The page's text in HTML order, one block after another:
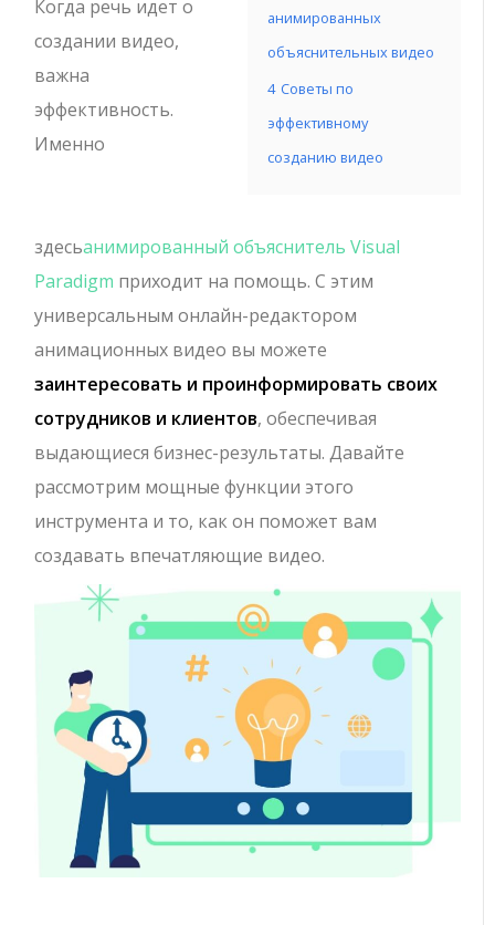
анимированных
объяснительных видео
4 Советы по
эффективному
созданию видео
Когда речь идет о
создании видео,
важна
эффективность.
Именно
здесьанимированный объяснитель Visual
Paradigm приходит на помощь. С этим
универсальным онлайн-редактором
анимационных видео вы можете
заинтересовать и проинформировать своих
сотрудников и клиентов, обеспечивая
выдающиеся бизнес-результаты. Давайте
рассмотрим мощные функции этого
инструмента и то, как он поможет вам
создавать впечатляющие видео.